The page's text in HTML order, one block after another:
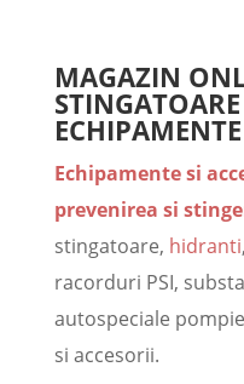
MAGAZIN
Echipamente si
prevenirea si
stingatoare, hidranti,
racorduri PSI,
autospeciale
si accesorii.